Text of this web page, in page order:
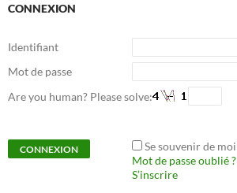
CONNEXION
Identifiant
Mot de passe
Are you human? Please solve:
Se souvenir de moi
Mot de passe oublié ?
S’inscrire